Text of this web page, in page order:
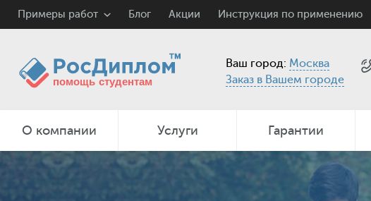
Примеры работ Блог Акции Инструкция по применению
Ваш город: Москва
Заказ в Вашем городе
О компании Услуги Гарантии